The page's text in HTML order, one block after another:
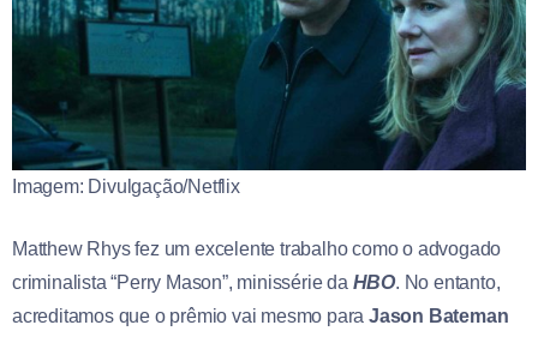
Imagem: Divulgação/Netflix
Matthew Rhys fez um excelente trabalho como o advogado
criminalista “Perry Mason”, minissérie da HBO. No entanto,
acreditamos que o prêmio vai mesmo para Jason Bateman